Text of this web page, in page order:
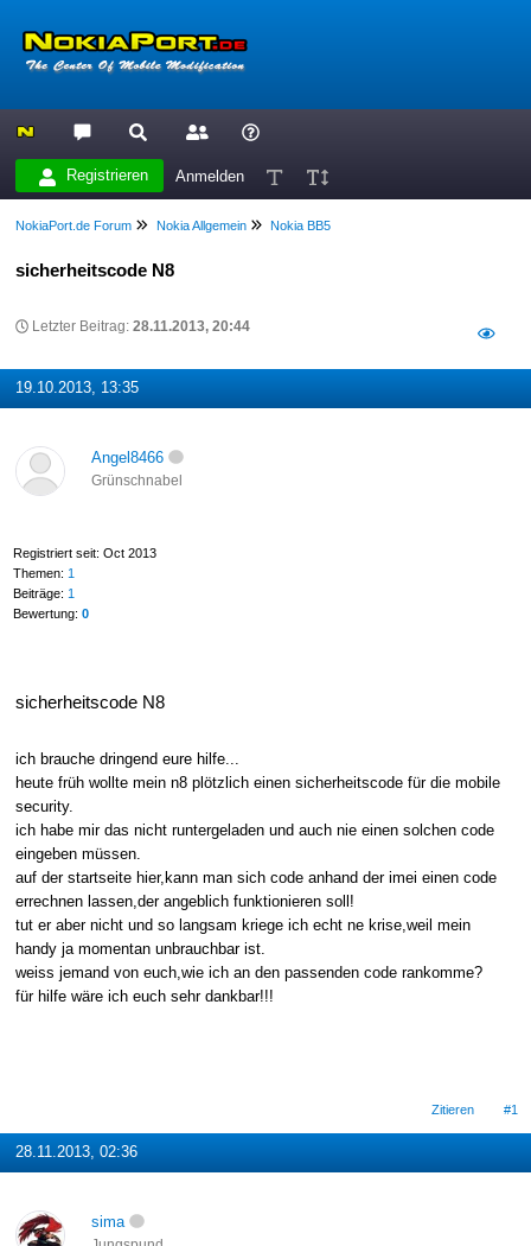
Registrieren Anmelden
NokiaPort.de Forum Nokia Allgemein Nokia BB5
sicherheitscode N8
Letzter Beitrag:28.11.2013, 20:44
19.10.2013, 13:35
Angel8466
Grünschnabel
Registriert seit: Oct 2013
Themen: 1
Beiträge: 1
Bewertung: 0
sicherheitscode N8
ich brauche dringend eure hilfe...
heute früh wollte mein n8 plötzlich einen sicherheitscode für die mobile
security.
ich habe mir das nicht runtergeladen und auch nie einen solchen code
eingeben müssen.
auf der startseite hier,kann man sich code anhand der imei einen code
errechnen lassen,der angeblich funktionieren soll!
tut er aber nicht und so langsam kriege ich echt ne krise,weil mein
handy ja momentan unbrauchbar ist.
weiss jemand von euch,wie ich an den passenden code rankomme?
für hilfe wäre ich euch sehr dankbar!!!
Zitieren #1
28.11.2013, 02:36
sima